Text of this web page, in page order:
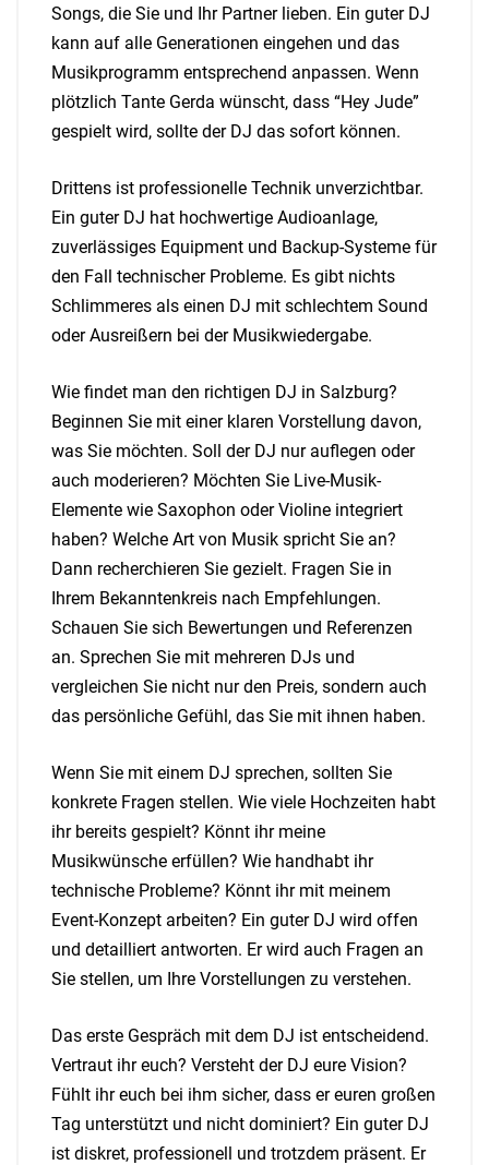
Songs, die Sie und Ihr Partner lieben. Ein guter DJ
kann auf alle Generationen eingehen und das
Musikprogramm entsprechend anpassen. Wenn
plötzlich Tante Gerda wünscht, dass “Hey Jude”
gespielt wird, sollte der DJ das sofort können.
Drittens ist professionelle Technik unverzichtbar.
Ein guter DJ hat hochwertige Audioanlage,
zuverlässiges Equipment und Backup-Systeme für
den Fall technischer Probleme. Es gibt nichts
Schlimmeres als einen DJ mit schlechtem Sound
oder Ausreißern bei der Musikwiedergabe.
Wie findet man den richtigen DJ in Salzburg?
Beginnen Sie mit einer klaren Vorstellung davon,
was Sie möchten. Soll der DJ nur auflegen oder
auch moderieren? Möchten Sie Live-Musik-
Elemente wie Saxophon oder Violine integriert
haben? Welche Art von Musik spricht Sie an?
Dann recherchieren Sie gezielt. Fragen Sie in
Ihrem Bekanntenkreis nach Empfehlungen.
Schauen Sie sich Bewertungen und Referenzen
an. Sprechen Sie mit mehreren DJs und
vergleichen Sie nicht nur den Preis, sondern auch
das persönliche Gefühl, das Sie mit ihnen haben.
Wenn Sie mit einem DJ sprechen, sollten Sie
konkrete Fragen stellen. Wie viele Hochzeiten habt
ihr bereits gespielt? Könnt ihr meine
Musikwünsche erfüllen? Wie handhabt ihr
technische Probleme? Könnt ihr mit meinem
Event-Konzept arbeiten? Ein guter DJ wird offen
und detailliert antworten. Er wird auch Fragen an
Sie stellen, um Ihre Vorstellungen zu verstehen.
Das erste Gespräch mit dem DJ ist entscheidend.
Vertraut ihr euch? Versteht der DJ eure Vision?
Fühlt ihr euch bei ihm sicher, dass er euren großen
Tag unterstützt und nicht dominiert? Ein guter DJ
ist diskret, professionell und trotzdem präsent. Er